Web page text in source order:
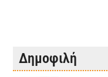
Δημοφιλή